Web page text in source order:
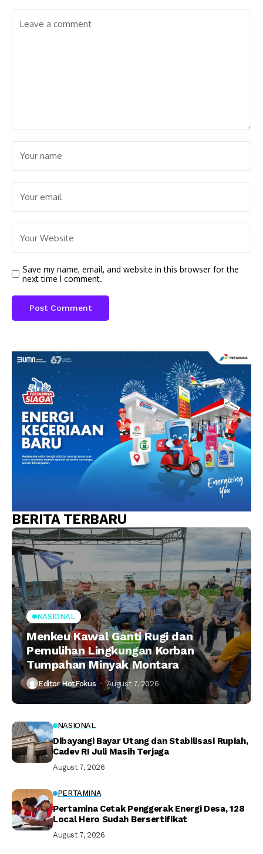
Save my name, email, and website in this browser for the
next time I comment.
BERITA TERBARU
NASIONAL
Menkeu Kawal Ganti Rugi dan
Pemulihan Lingkungan Korban
Tumpahan Minyak Montara
Editor HotFokus August 7, 2026
NASIONAL
Dibayangi Bayar Utang dan Stabilisasi Rupiah,
Cadev RI Juli Masih Terjaga
August 7, 2026
PERTAMINA
Pertamina Cetak Penggerak Energi Desa, 128
Local Hero Sudah Bersertifikat
August 7, 2026